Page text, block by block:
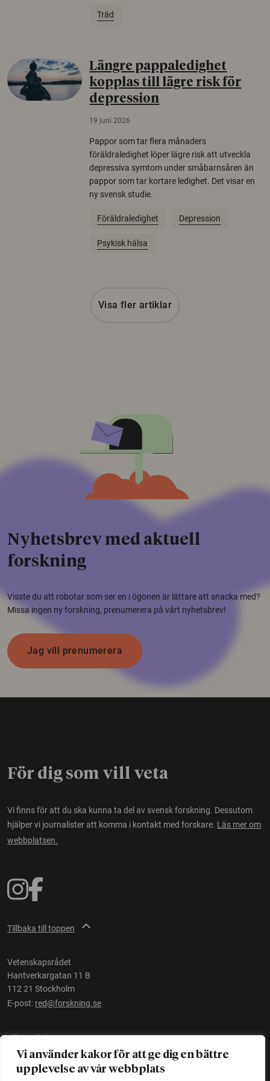
Vi använder kakor för att ge dig en bättre
upplevelse av vår webbplats
Träd
Längre pappaledighet
kopplas till lägre risk för
depression
19 juni 2026
Pappor som tar flera månaders
föräldraledighet löper lägre risk att utveckla
depressiva symtom under småbarnsåren än
pappor som tar kortare ledighet. Det visar en
ny svensk studie.
Föräldraledighet Depression
Psykisk hälsa
Visa fler artiklar
Nyhetsbrev med aktuell
forskning
Visste du att robotar som ser en i ögonen är lättare att snacka med?
Missa ingen ny forskning, prenumerera på vårt nyhetsbrev!
Jag vill prenumerera
För dig som vill veta
Vi finns för att du ska kunna ta del av svensk forskning. Dessutom
hjälper vi journalister att komma i kontakt med forskare. Läs mer om
webbplatsen.
Tillbaka till toppen
Vetenskapsrådet
Hantverkargatan 11 B
112 21 Stockholm
E-post: red@forskning.se
Tillgänglighet
Ett initiativ avVetenskapsrådet